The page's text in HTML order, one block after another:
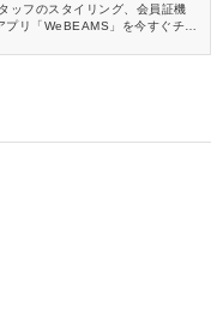
ッフのスタイリング、会員証機
リ「WeBEAMS」を今すぐチェ